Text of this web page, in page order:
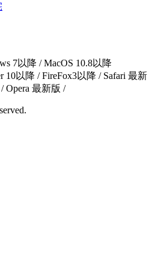
7以降 / MacOS 10.8以降
10以降 / FireFox3以降 / Safari 最新
Opera 最新版 /